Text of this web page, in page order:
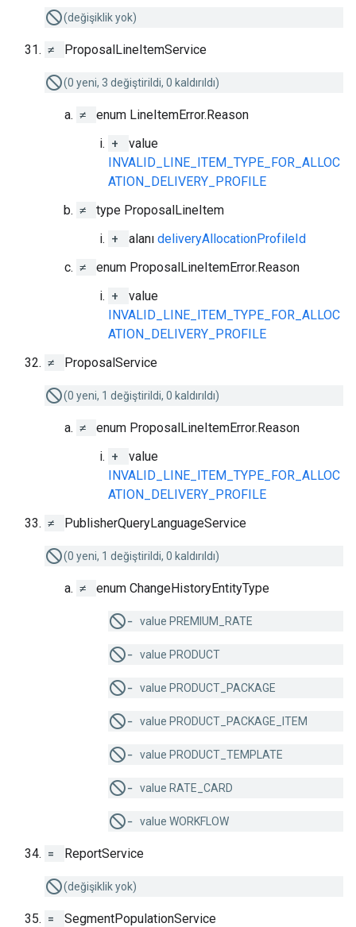
(değişiklik yok)
≠ ProposalLineItemService
(0 yeni, 3 değiştirildi, 0 kaldırıldı)
≠
enum LineItemError.Reason
+
value
INVALID_LINE_ITEM_TYPE_FOR_ALLOC
ATION_DELIVERY_PROFILE
≠
type ProposalLineItem
+
alanı deliveryAllocationProfileId
≠
enum ProposalLineItemError.Reason
+
value
INVALID_LINE_ITEM_TYPE_FOR_ALLOC
ATION_DELIVERY_PROFILE
≠
ProposalService
(0 yeni, 1 değiştirildi, 0 kaldırıldı)
≠
enum ProposalLineItemError.Reason
+
value
INVALID_LINE_ITEM_TYPE_FOR_ALLOC
ATION_DELIVERY_PROFILE
≠
PublisherQueryLanguageService
(0 yeni, 1 değiştirildi, 0 kaldırıldı)
≠ enum ChangeHistoryEntityType
− value PREMIUM_RATE
− value PRODUCT
− value PRODUCT_PACKAGE
− value PRODUCT_PACKAGE_ITEM
− value PRODUCT_TEMPLATE
− value RATE_CARD
− value WORKFLOW
= ReportService
(değişiklik yok)
= SegmentPopulationService